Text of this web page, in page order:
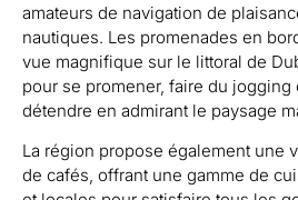
amateurs de navigation de
nautiques. Les promenades en
vue magnifique sur le littoral de
pour se promener, faire du
détendre en admirant le paysage
La région propose également une
de cafés, offrant une gamme de